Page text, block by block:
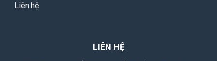
Liên hệ
LIÊN HỆ